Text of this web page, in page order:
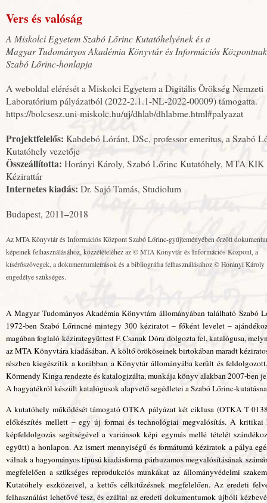
Vers és valóság
A Miskolci Egyetem Szabó Lőrinc Kutatóhelyének és a
Magyar Tudományos Akadémia Könyvtár és Információs Központnak
Szabó Lőrinc-honlapja
A weboldal elérését a Miskolci Egyetem a Digitális Örökség Nemzeti
Laboratórium pályázatból (2022-2.1.1-NL-2022-00009) támogatta.
https://bolcsesz.uni-miskolc.hu/uj/dhlab/dhlabme.html#palyazat
Projektfelelős: Kabdebó Lóránt, DSc, professor emeritus, a Szabó
Kutatóhely vezetője
Összeállította: Horányi Károly, Szabó Lőrinc Kutatóhely, MTA KIK
Kézirattár
Internetes kiadás: Dr. Sajó Tamás, Studiolum
Budapest, 2011–2018
Az MTA Könyvtár és Információs Központ Szabó Lőrinc-gyűjteményében őrzött
képeinek felhasználásához, közzétételéhez az © MTA Könyvtár és Információs Központ, a
kísérőszövegek, a dokumentumleírások és a bibliográfia felhasználásához © Horányi Károly
engedélye szükséges.
A Magyar Tudományos Akadémia Könyvtára állományában található Szabó
1972-ben Szabó Lőrincné mintegy 300 kéziratot – főként levelet –
magában foglaló kézirategyüttest F. Csanak Dóra dolgozta fel, katalógusa,
az MTA Könyvtára kiadásában. A költő örököseinek birtokában maradt
részben kiegészítik a korábban a Könyvtár állományába került és
Körmendy Kinga rendezte és katalogizálta, munkája könyv alakban 2007-ben
A hagyatékról készült katalógusok alapvető segédletei a Szabó Lőrinc-
A kutatóhely működését támogató OTKA pályázat két ciklusa (OTKA T
előkészítés mellett – egy új formai és technológiai megvalósítás. A kritikai
képfeldolgozás segítségével a variánsok képi egymás mellé tételét
együtt) a honlapon. Az ismert mennyiségű és formátumú kéziratok a pálya
válnak a hagyományos típusú kiadásforma párhuzamos megvalósításának
megfelelően a szükséges reprodukciós munkákat az állományvédelmi
Kutatóhely eszközeivel, a kettős célkitűzésnek megfelelően. Az eredeti
felhasználást lehetővé tesz, és ezáltal az eredeti dokumentumok újbóli